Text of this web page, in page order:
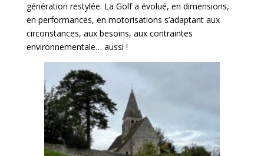
génération restylée. La Golf a évolué, en dimensions,
en performances, en motorisations s’adaptant aux
circonstances, aux besoins, aux contraintes
environnementale… aussi !